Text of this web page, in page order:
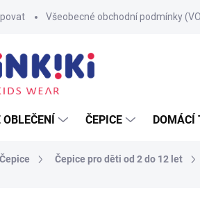
Všeobecné obchodní podmínky
OBLEČENÍ ČEPICE DOMÁCÍ
Čepice Čepice pro děti od 2 do 12 let